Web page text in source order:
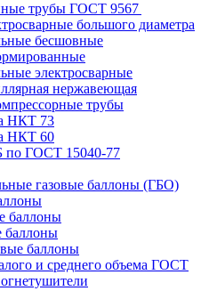
трубы ГОСТ 9567
большого диаметра
бесшовные
электросварные
нержавеющая
трубы
НКТ 73
НКТ 60
по ГОСТ 15040-77
газовые баллоны (ГБО)
баллоны
баллоны
баллоны
и среднего объема ГОСТ